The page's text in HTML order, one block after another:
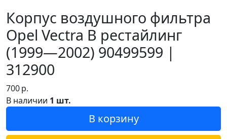
Корпус воздушного фильтра
Opel Vectra B рестайлинг
(1999—2002) 90499599 |
312900
700р.
В наличии 1 шт.
В корзину